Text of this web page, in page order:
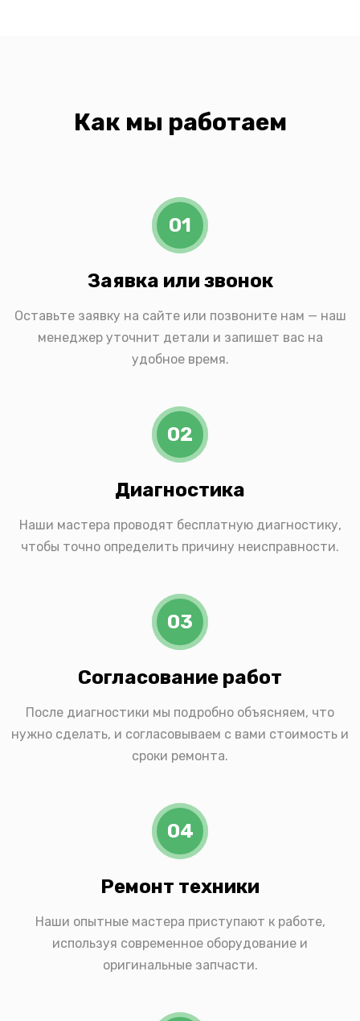
Как мы работаем
01
Заявка или звонок
Оставьте заявку на сайте или позвоните нам — наш
менеджер уточнит детали и запишет вас на
удобное время.
02
Диагностика
Наши мастера проводят бесплатную диагностику,
чтобы точно определить причину неисправности.
03
Согласование работ
После диагностики мы подробно объясняем, что
нужно сделать, и согласовываем с вами стоимость и
сроки ремонта.
04
Ремонт техники
Наши опытные мастера приступают к работе,
используя современное оборудование и
оригинальные запчасти.